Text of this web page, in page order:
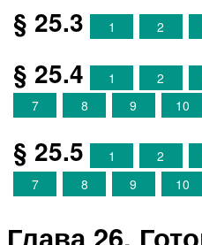
§ 25.3 1 2
§ 25.4 1 2
7
8 9 10
§ 25.5 1 2
7
8 9 10
Глава 26.